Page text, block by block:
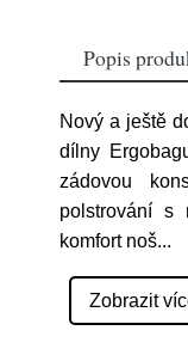
Popis
Nový a ještě
dílny
zádovou
polstrování s
komfort noš...
Zobrazit